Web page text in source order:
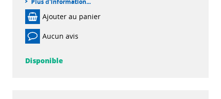
Plus d'information...
Ajouter au panier
Aucun avis
Disponible